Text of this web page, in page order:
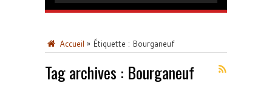
Accueil » Étiquette : Bourganeuf
Tag archives : Bourganeuf